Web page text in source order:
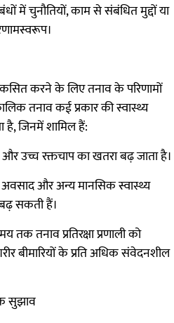
में चुनौतियों, काम से संबंधित मुद्दों या
करने के लिए तनाव के परिणामों
तनाव कई प्रकार की स्वास्थ्य
जिनमें शामिल हैं:
उच्च रक्तचाप का खतरा बढ़ जाता है।
अवसाद और अन्य मानसिक स्वास्थ्य
सकती हैं।
तक तनाव प्रतिरक्षा प्रणाली को
बीमारियों के प्रति अधिक संवेदनशील
सुझाव